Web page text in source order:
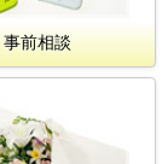
事前相談